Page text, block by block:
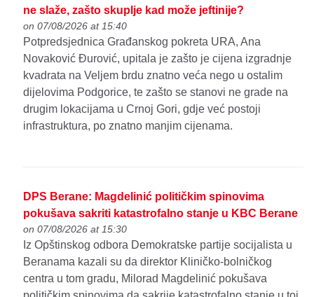
ne slaže, zašto skuplje kad može jeftinije?
on 07/08/2026 at 15:40
Potpredsjednica Građanskog pokreta URA, Ana
Novaković Đurović, upitala je zašto je cijena izgradnje
kvadrata na Veljem brdu znatno veća nego u ostalim
dijelovima Podgorice, te zašto se stanovi ne grade na
drugim lokacijama u Crnoj Gori, gdje već postoji
infrastruktura, po znatno manjim cijenama.
DPS Berane: Magdelinić političkim spinovima
pokušava sakriti katastrofalno stanje u KBC Berane
on 07/08/2026 at 15:30
Iz Opštinskog odbora Demokratske partije socijalista u
Beranama kazali su da direktor Kliničko-bolničkog
centra u tom gradu, Milorad Magdelinić pokušava